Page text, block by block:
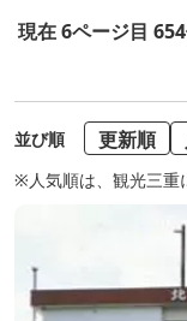
現在 6ページ目
並び順 更新順
※人気順は、観光三重